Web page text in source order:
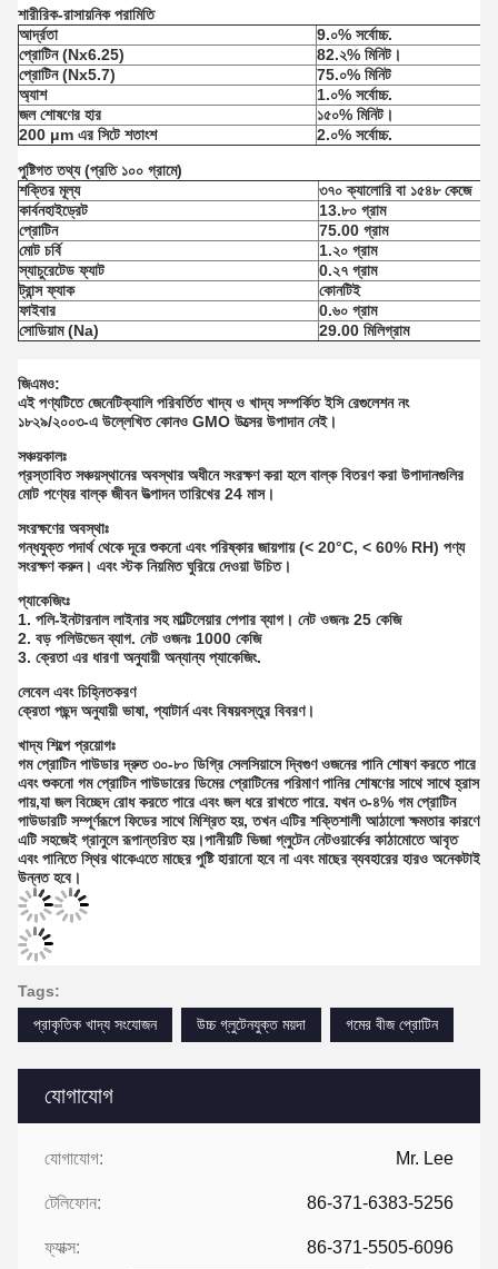
যোগাযোগ
যোগাযোগ: Mr. Lee
টেলিফোন: 86-371-6383-5256
ফ্যাক্স: 86-371-5505-6096
শারীরিক-রাসায়নিক পরামিতি
আর্দ্রতা
9.০% সর্বোচ্চ.
প্রোটিন (Nx6.25)
82.২% মিনিট।
প্রোটিন (Nx5.7)
75.০% মিনিট
অ্যাশ
1.০% সর্বোচ্চ.
জল শোষণের হার
১৫০% মিনিট।
200 μm এর সিটে শতাংশ
2.০% সর্বোচ্চ.
পুষ্টিগত তথ্য (প্রতি ১০০ গ্রামে)
শক্তির মূল্য
৩৭০ ক্যালোরি বা ১৫৪৮ কেজে
কার্বনহাইড্রেট
13.৮০ গ্রাম
প্রোটিন
75.00 গ্রাম
মোট চর্বি
1.২০ গ্রাম
স্যাচুরেটেড ফ্যাট
0.২৭ গ্রাম
ট্রান্স ফ্যাক
কোনটিই
ফাইবার
0.৬০ গ্রাম
সোডিয়াম (Na)
29.00 মিলিগ্রাম
জিএমও:
এই পণ্যটিতে জেনেটিক্যালি পরিবর্তিত খাদ্য ও খাদ্য সম্পর্কিত ইসি রেগুলেশন নং
১৮২৯/২০০৩-এ উল্লেখিত কোনও GMO উত্সের উপাদান নেই।
সঞ্চয়কালঃ
প্রস্তাবিত সঞ্চয়স্থানের অবস্থার অধীনে সংরক্ষণ করা হলে বাল্ক বিতরণ করা উপাদানগুলির
মোট পণ্যের বাল্ক জীবন উত্পাদন তারিখের 24 মাস।
সংরক্ষণের অবস্থাঃ
গন্ধযুক্ত পদার্থ থেকে দূরে শুকনো এবং পরিষ্কার জায়গায় (< 20°C, < 60% RH) পণ্য
সংরক্ষণ করুন। এবং স্টক নিয়মিত ঘুরিয়ে দেওয়া উচিত।
প্যাকেজিংঃ
1. পলি-ইনটারনাল লাইনার সহ মাল্টিলেয়ার পেপার ব্যাগ। নেট ওজনঃ 25 কেজি
2. বড় পলিউভেন ব্যাগ. নেট ওজনঃ 1000 কেজি
3. ক্রেতা এর ধারণা অনুযায়ী অন্যান্য প্যাকেজিং.
লেবেল এবং চিহ্নিতকরণ
ক্রেতা পছন্দ অনুযায়ী ভাষা, প্যাটার্ন এবং বিষয়বস্তুর বিবরণ।
খাদ্য শিল্পে প্রয়োগঃ
গম প্রোটিন পাউডার দ্রুত ৩০-৮০ ডিগ্রি সেলসিয়াসে দ্বিগুণ ওজনের পানি শোষণ করতে পারে
এবং শুকনো গম প্রোটিন পাউডারের ডিমের প্রোটিনের পরিমাণ পানির শোষণের সাথে সাথে হ্রাস
পায়,যা জল বিচ্ছেদ রোধ করতে পারে এবং জল ধরে রাখতে পারে. যখন ৩-৪% গম প্রোটিন
পাউডারটি সম্পূর্ণরূপে ফিডের সাথে মিশ্রিত হয়, তখন এটির শক্তিশালী আঠালো ক্ষমতার কারণে
এটি সহজেই গ্রানুলে রূপান্তরিত হয়।পানীয়টি ভিজা গ্লুটেন নেটওয়ার্কের কাঠামোতে আবৃত
এবং পানিতে স্থির থাকেএতে মাছের পুষ্টি হারানো হবে না এবং মাছের ব্যবহারের হারও অনেকটাই
উন্নত হবে।
Tags:
প্রাকৃতিক খাদ্য সংযোজন
উচ্চ গ্লুটেনযুক্ত ময়দা গমের বীজ প্রোটিন